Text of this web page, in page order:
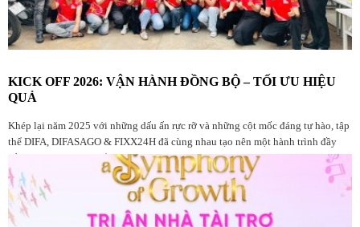
KICK OFF 2026: VẬN HÀNH ĐỒNG BỘ – TỐI ƯU HIỆU
QUẢ
Khép lại năm 2025 với những dấu ấn rực rỡ và những cột mốc đáng tự hào, tập
thể DIFA, DIFASAGO & FIXX24H đã cùng nhau tạo nên một hành trình đầy
bản lĩnh. Đây là dịp để chúng ta nhìn lại chặng đường đã qua, tri ân những
đóng góp bền bỉ và tâm huyết từ mọi thành viên trong đại gia đình Diệp Gia.